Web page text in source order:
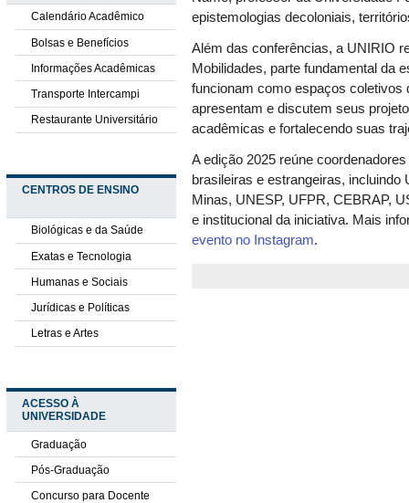
Calendário Acadêmico
Bolsas e Benefícios
Informações Acadêmicas
Transporte Intercampi
Restaurante Universitário
CENTROS DE ENSINO
Biológicas e da Saúde
Exatas e Tecnologia
Humanas e Sociais
Jurídicas e Políticas
Letras e Artes
ACESSO À
UNIVERSIDADE
Graduação
Pós-Graduação
Concurso para Docente
epistemologias decoloniais,
Além das conferências, a UNIRIO
Mobilidades, parte fundamental da
funcionam como espaços coletivos
apresentam e discutem seus
acadêmicas e fortalecendo suas
A edição 2025 reúne
brasileiras e estrangeiras,
Minas, UNESP, UFPR, CEBRAP,
e institucional da iniciativa. Mais
evento no Instagram.